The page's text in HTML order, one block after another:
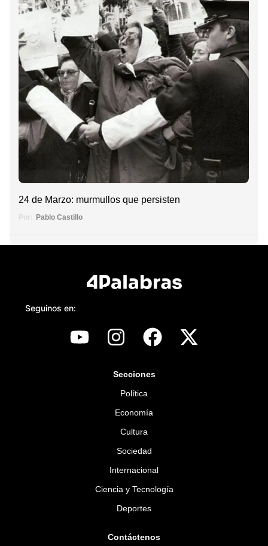
24 de Marzo: murmullos que persisten
Por: Pablo Castillo
Seguinos en:
Secciones
Política
Economía
Cultura
Sociedad
Internacional
Ciencia y Tecnología
Deportes
Contáctenos